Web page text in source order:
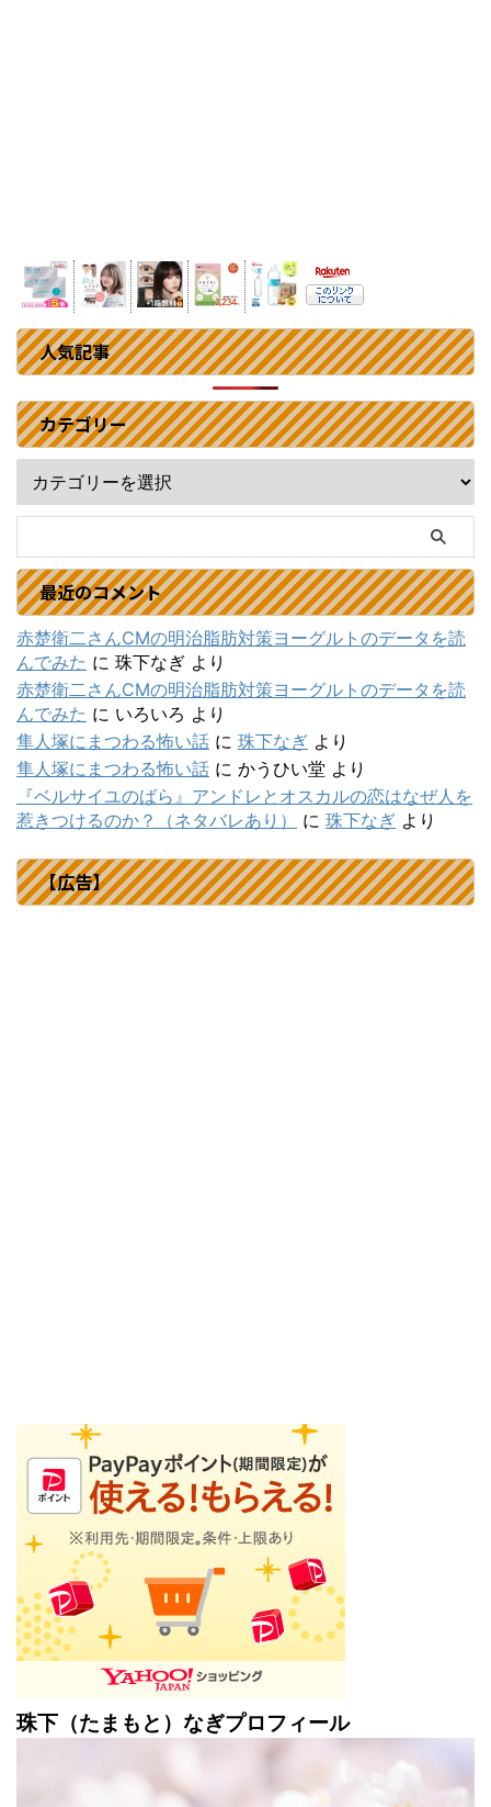
人気記事
カテゴリー
最近のコメント
赤楚衛二さんCMの明治脂肪対策ヨーグルトのデータを読
んでみた に 珠下なぎ より
赤楚衛二さんCMの明治脂肪対策ヨーグルトのデータを読
んでみた に いろいろ より
隼人塚にまつわる怖い話 に 珠下なぎ より
隼人塚にまつわる怖い話 に かうひい堂 より
『ベルサイユのばら』アンドレとオスカルの恋はなぜ人を
惹きつけるのか？（ネタバレあり）
に 珠下なぎ より
【広告】
珠下（たまもと）なぎプロフィール